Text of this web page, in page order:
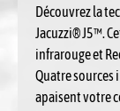
Découvrez la
Jacuzzi® J5™.
infrarouge et
Quatre sources
apaisent votre